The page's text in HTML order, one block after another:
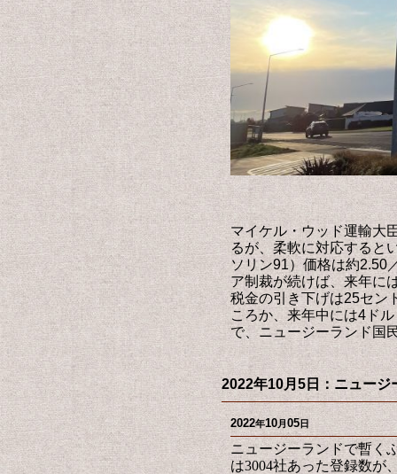
マイケル・ウッド運輸大
るが、柔軟に対応すると
ソリン91）価格は約2.50
ア制裁が続けば、来年に
税金の引き下げは25セン
ころか、来年中には4ド
で、ニュージーランド国
2022年10月5日：ニュージ
2022年10月05日
ニュージーランドで暫く
は3004社あった登録数が